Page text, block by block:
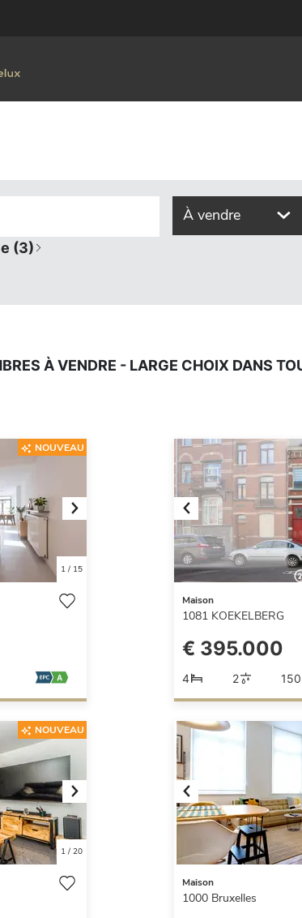
À vendre
(3)
À VENDRE - LARGE CHOIX DANS
Next
1/ 15
NOUVEAU
Previous
Maison
1081 KOEKELBERG
€ 395.000
4 2
Next
1/ 20
NOUVEAU
Previous
Maison
1000 Bruxelles
vendre - large choix dans toutes les régions